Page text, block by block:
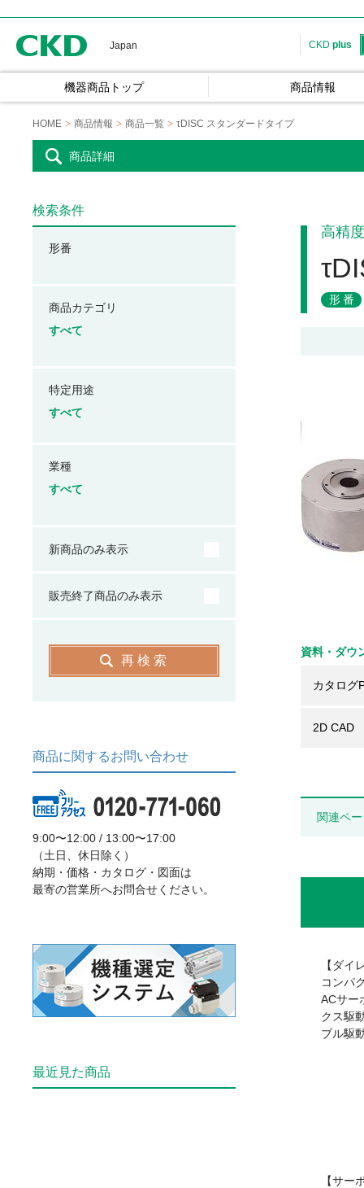
Japan CKD plus
機器商品トップ 商品情報
HOME 商品情報 商品一覧 τDISC スタンダードタイプ
商品詳細
高精
形番
資料・ダウ
カタログ
2D CAD
関連ペ
【ダイ
コンパ
ACサー
クス駆
ブル駆
【サー
検索条件
形番
商品カテゴリ
すべて
特定用途
すべて
業種
すべて
新商品のみ表示
販売終了商品のみ表示
再検索
商品に関するお問い合わせ
9:00〜12:00 / 13:00〜17:00
（土日、休日除く）
納期・価格・カタログ・図面は
最寄の営業所へお問合せください。
最近見た商品